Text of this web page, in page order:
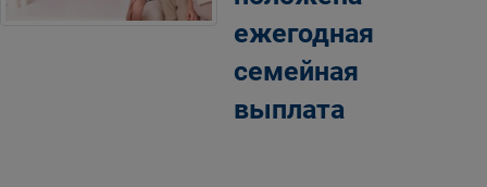
ежегодная
семейная
выплата